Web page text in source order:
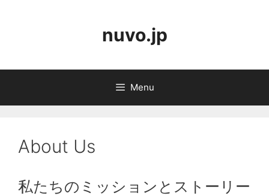
nuvo.jp
Menu
About Us
私たちのミッションとストーリー